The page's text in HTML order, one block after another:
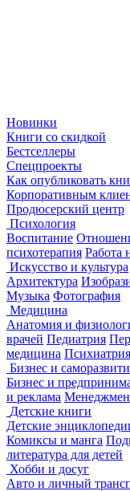
Новинки
Книги со скидкой
Бестселлеры
Спецпроекты
Как опубликовать
Корпоративным
Продюсерский центр
Психология
Воспитание
психотерапия Работа
Искусство и культура
Архитектура
Музыка Фотография
Медицина
Анатомия и
врачей Педиатрия
медицина Психиатрия
Бизнес и
Бизнес и
и реклама
Детские книги
Детские
Комиксы и манга
литература для детей
Хобби и досуг
Авто и личный